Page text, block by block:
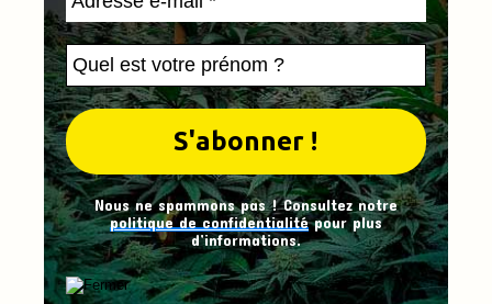
Nous ne spammons pas ! Consultez notre
politique de confidentialitépour plus
d’informations.